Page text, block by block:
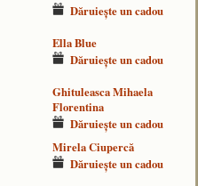
Dăruieşte un cadou
Ella Blue
Dăruieşte un cadou
Ghituleasca Mihaela
Florentina
Dăruieşte un cadou
Mirela Ciupercă
Dăruieşte un cadou